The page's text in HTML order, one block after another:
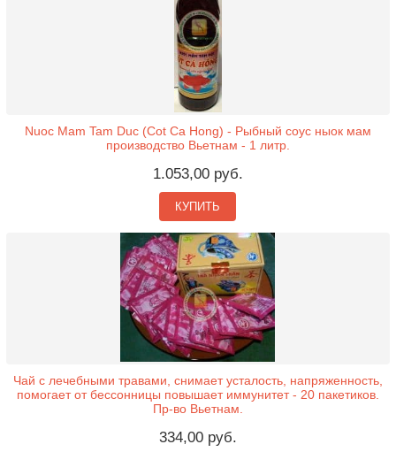
Nuoc Mam Tam Duc (Cot Ca Hong) - Рыбный соус ныок мам
производство Вьетнам - 1 литр.
1.053,00 руб.
КУПИТЬ
Чай с лечебными травами, снимает усталость, напряженность,
помогает от бессонницы повышает иммунитет - 20 пакетиков.
Пр-во Вьетнам.
334,00 руб.